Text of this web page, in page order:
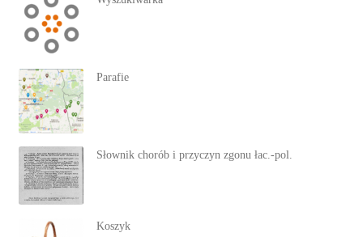
Parafie
Słownik chorób i przyczyn zgonu łac.-pol.
Koszyk